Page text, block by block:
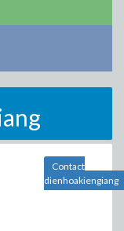
Contact
dienhoakiengiang